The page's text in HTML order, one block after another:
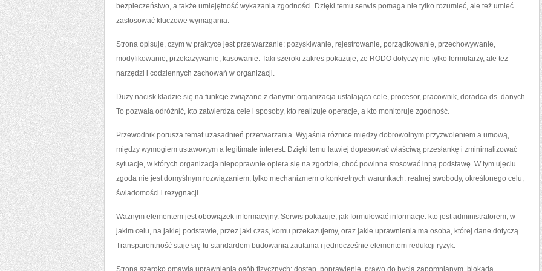
bezpieczeństwo, a także umiejętność wykazania zgodności. Dzięki temu serwis pomaga nie tylko rozumieć, ale też umieć
zastosować kluczowe wymagania.
Strona opisuje, czym w praktyce jest przetwarzanie: pozyskiwanie, rejestrowanie, porządkowanie, przechowywanie,
modyfikowanie, przekazywanie, kasowanie. Taki szeroki zakres pokazuje, że RODO dotyczy nie tylko formularzy, ale też
narzędzi i codziennych zachowań w organizacji.
Duży nacisk kładzie się na funkcje związane z danymi: organizacja ustalająca cele, procesor, pracownik, doradca ds. danych.
To pozwala odróżnić, kto zatwierdza cele i sposoby, kto realizuje operacje, a kto monitoruje zgodność.
Przewodnik porusza temat uzasadnień przetwarzania. Wyjaśnia różnice między dobrowolnym przyzwoleniem a umową,
między wymogiem ustawowym a legitimate interest. Dzięki temu łatwiej dopasować właściwą przesłankę i zminimalizować
sytuacje, w których organizacja niepoprawnie opiera się na zgodzie, choć powinna stosować inną podstawę. W tym ujęciu
zgoda nie jest domyślnym rozwiązaniem, tylko mechanizmem o konkretnych warunkach: realnej swobody, określonego celu,
świadomości i rezygnacji.
Ważnym elementem jest obowiązek informacyjny. Serwis pokazuje, jak formułować informacje: kto jest administratorem, w
jakim celu, na jakiej podstawie, przez jaki czas, komu przekazujemy, oraz jakie uprawnienia ma osoba, której dane dotyczą.
Transparentność staje się tu standardem budowania zaufania i jednocześnie elementem redukcji ryzyk.
Strona szeroko omawia uprawnienia osób fizycznych: dostęp, poprawienie, prawo do bycia zapomnianym, blokada,